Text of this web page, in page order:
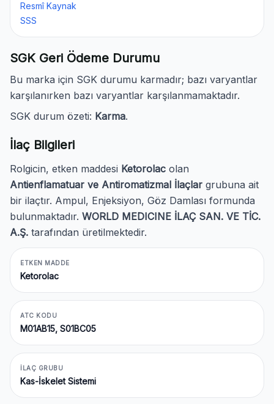
Resmî Kaynak
SSS
SGK Geri Ödeme Durumu
Bu marka için SGK durumu karmadır; bazı varyantlar
karşılanırken bazı varyantlar karşılanmamaktadır.
SGK durum özeti: Karma.
İlaç Bilgileri
Rolgicin, etken maddesi Ketorolac olan
Antienflamatuar ve Antiromatizmal İlaçlar grubuna ait
bir ilaçtır. Ampul, Enjeksiyon, Göz Damlası formunda
bulunmaktadır. WORLD MEDICINE İLAÇ SAN. VE TİC.
A.Ş. tarafından üretilmektedir.
ETKEN MADDE
Ketorolac
ATC KODU
M01AB15, S01BC05
İLAÇ GRUBU
Kas-İskelet Sistemi